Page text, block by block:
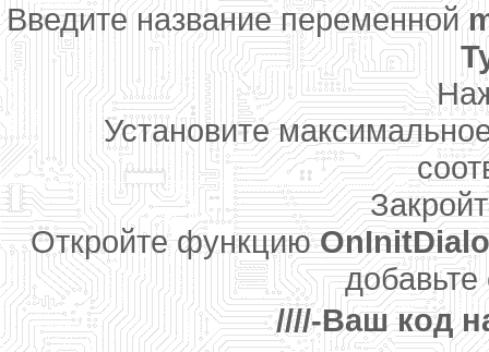
Введите название переменной
Установите
Откройте функцию
////-Ваш код